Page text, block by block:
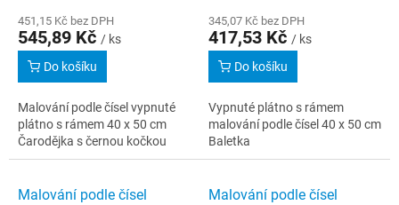
451,15 Kč bez DPH
545,89 Kč / ks
Do košíku
Malování podle čísel vypnuté
plátno s rámem 40 x 50 cm
Čarodějka s černou kočkou
345,07 Kč bez DPH
417,53 Kč / ks
Do košíku
Vypnuté plátno s rámem
malování podle čísel 40 x 50 cm
Baletka
Malování podle čísel
Malování podle čísel